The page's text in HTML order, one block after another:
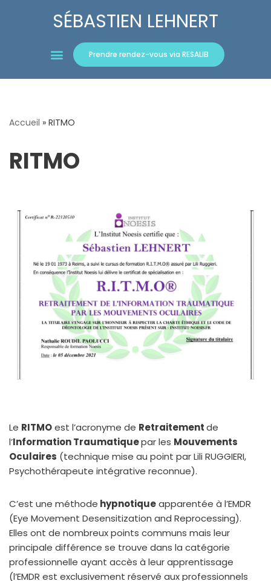
SÉBASTIEN LEHNERT
Prendre rendez-vous via RESALIB
Accueil » RITMO
RITMO
Le RITMOest l’acronyme de Retraitementde
l’InformationTraumatiquepar les Mouvements
Oculaires (technique mise au point par Lili RUGGIERI,
Psychothérapeute intégrative reconnue).
C’est une méthode hypnotiqueapparentée à l’EMDR
(Eye Movement Desensitization and Reprocessing).
Elles ont de nombreux points communs mais leur
principale différence se trouve dans la catégorie
professionnelle ayant accès à leur apprentissage
(l’EMDR est exclusivement réservé aux professionnels